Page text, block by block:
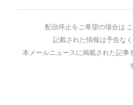
配信停止をご希望の場合は
記載された情報は予告な
本メールニュースに掲載された記事